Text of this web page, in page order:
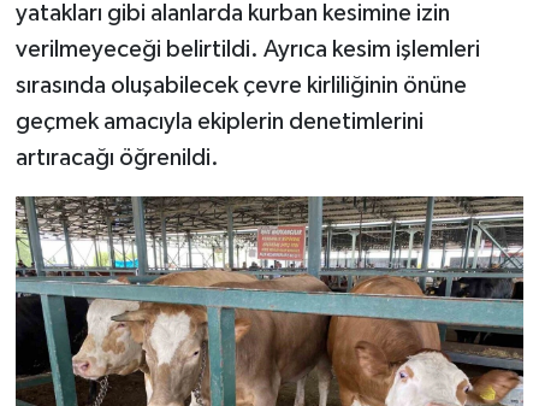
yatakları gibi alanlarda kurban kesimine izin
verilmeyeceği belirtildi. Ayrıca kesim işlemleri
sırasında oluşabilecek çevre kirliliğinin önüne
geçmek amacıyla ekiplerin denetimlerini
artıracağı öğrenildi.